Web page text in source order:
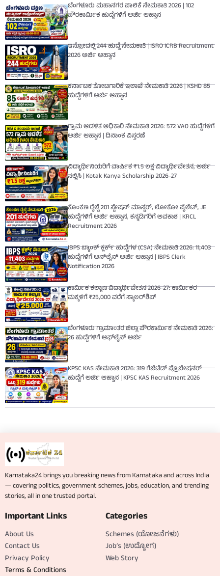
ಬೆಂಗಳೂರು ಮಹಾನಗರ ಪಾಲಿಕೆ ನೇಮಕಾತಿ 2026 | 102
ಪೌರಕಾರ್ಮಿಕ ಹುದ್ದೆಗಳಿಗೆ ಅರ್ಜಿ ಆಹ್ವಾನ
ಇಸ್ರೋದಲ್ಲಿ 244 ಹುದ್ದೆ ನೇಮಕಾತಿ | ISRO ICRB Recruitment
2026 ಅರ್ಜಿ ಆಹ್ವಾನ
ಕರ್ನಾಟಕ ತೋಟಗಾರಿಕೆ ಇಲಾಖೆ ನೇಮಕಾತಿ 2026 | KSHD 85
ಹುದ್ದೆಗಳಿಗೆ ಅರ್ಜಿ ಆಹ್ವಾನ
ಗ್ರಾಮ ಆಡಳಿತ ಅಧಿಕಾರಿ ನೇಮಕಾತಿ 2026: 572 VAO ಹುದ್ದೆಗಳಿಗೆ
ಅರ್ಜಿ ಆಹ್ವಾನ | ದಿನಾಂಕ ವಿಸ್ತರಣೆ
ವಿದ್ಯಾರ್ಥಿನಿಯರಿಗೆ ವಾರ್ಷಿಕ ₹1.5 ಲಕ್ಷ ವಿದ್ಯಾರ್ಥಿವೇತನ, ಅರ್ಜಿ
ಸಲ್ಲಿಸಿ | Kotak Kanya Scholarship 2026-27
ಕೊಂಕಣ ರೈಲ್ವೆ 201 ಸ್ಟೇಷನ್ ಮಾಸ್ಟರ್, ಲೋಕೋ ಪೈಲೆಟ್, JE
ಹುದ್ದೆಗಳಿಗೆ ಅರ್ಜಿ ಆಹ್ವಾನ, ಕನ್ನಡಿಗರಿಗೆ ಅವಕಾಶ | KRCL
Recruitment 2026
IBPS ಬ್ಯಾಂಕ್ ಕ್ಲರ್ಕ್ ಹುದ್ದೆಗಳ (CSA) ನೇಮಕಾತಿ 2026: 11,403
ಹುದ್ದೆಗಳಿಗೆ ಆನ್‌ಲೈನ್ ಅರ್ಜಿ ಆಹ್ವಾನ | IBPS Clerk
Notification 2026
ಕಾರ್ಮಿಕ ಕಲ್ಯಾಣ ವಿದ್ಯಾರ್ಥಿವೇತನ 2026-27: ಕಾರ್ಮಿಕರ
ಮಕ್ಕಳಿಗೆ ₹25,000 ವರೆಗೆ ಸ್ಕಾಲರ್‌ಶಿಪ್
ಬೆಂಗಳೂರು ಗ್ರಾಮಾಂತರ ಜಿಲ್ಲಾ ಪೌರಕಾರ್ಮಿಕ ನೇಮಕಾತಿ 2026:
26 ಹುದ್ದೆಗಳಿಗೆ ಆಫ್‌ಲೈನ್ ಅರ್ಜಿ
KPSC KAS ನೇಮಕಾತಿ 2026: 319 ಗೆಜೆಟೆಡ್ ಪ್ರೊಬೇಷನರ್
ಹುದ್ದೆಗೆ ಅರ್ಜಿ ಆಹ್ವಾನ | KPSC KAS Recruitment 2026
Karnataka24 brings you breaking news from Karnataka and across India
— covering politics, government schemes, jobs, education, and trending
stories, all in one trusted portal.
Important Links
About Us
Contact Us
Privacy Policy
Terms & Conditions
Categories
Schemes (ಯೋಜನೆಗಳು)
Job’s (ಉದ್ಯೋಗ)
Web Story